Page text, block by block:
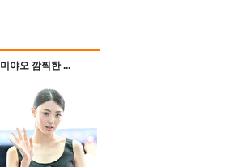
미야오 깜찍한 ...